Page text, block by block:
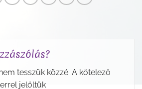
tesszük közzé. A kötelező
jelöltük